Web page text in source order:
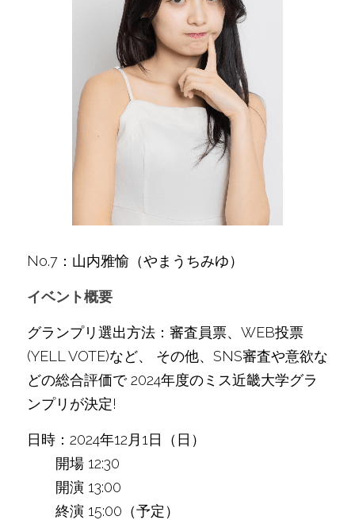
No.7：山内雅愉（やまうちみゆ）
イベント概要
グランプリ選出方法：審査員票、WEB投票
(YELL VOTE)など、 その他、SNS審査や意欲な
どの総合評価で 2024年度のミス近畿大学グラ
ンプリが決定!
日時：2024年12月1日（日）
開場 12:30
開演 13:00
終演 15:00（予定）